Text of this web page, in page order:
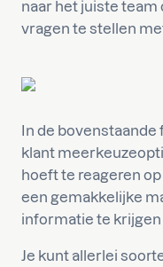
naar het juiste
vragen te stellen
In de
klant
hoeft te reageren
een gemakkelijke
informatie te krijgen
Je kunt allerlei